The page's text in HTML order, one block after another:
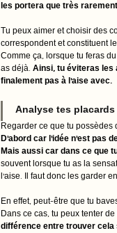
les portera que très
Tu peux aimer et choisir des
correspondent et constituent
Comme ça, lorsque tu feras
as déjà. Ainsi, tu éviteras les
finalement pas à l'aise avec.
Analyse tes
Regarder ce que tu possèdes
D'abord car l'idée n'est pas
Mais aussi car dans ce que
souvent lorsque tu as la
l'aise. Il faut donc les garder
En effet, peut-être que tu
Dans ce cas, tu peux tenter
différence entre trouver